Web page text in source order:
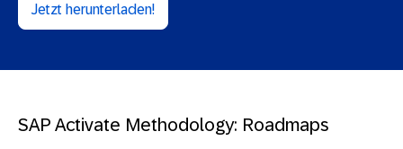
Jetzt herunterladen!
SAP Activate Methodology: Roadmaps